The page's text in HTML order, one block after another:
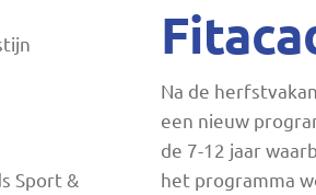
Na de
een nieuw
de 7-12 jaar
het programma
Sport &